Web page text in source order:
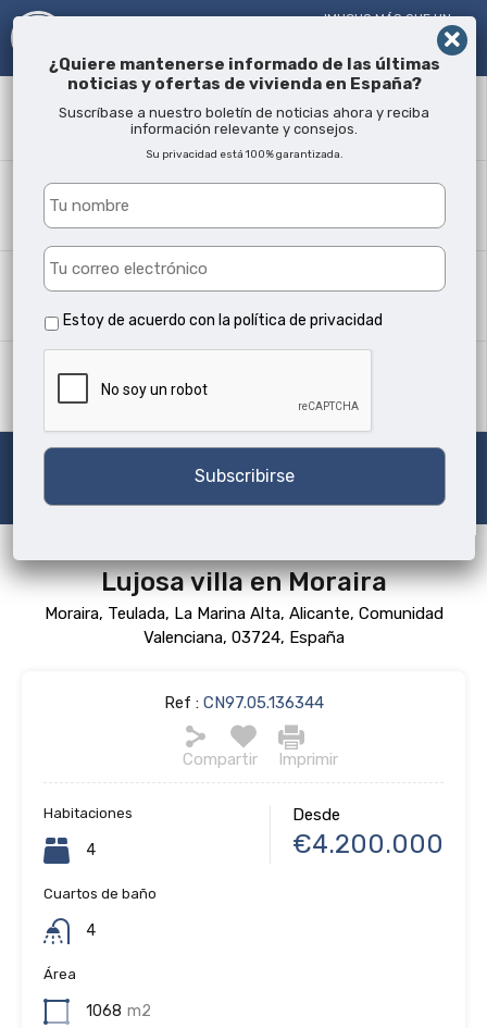
!MUCHO MÁS QUE UN
AGENTE INMOBILIARIO¡
¿Dónde?
Todas las ubicaciones
Tipo propiedad
Todos los tipos
Cualquiera
Buscar
Lujosa villa en Moraira
Moraira, Teulada, La Marina Alta, Alicante, Comunidad
Valenciana, 03724, España
Ref :CN97.05.136344
Compartir Imprimir
Desde
€4.200.000
Habitaciones
4
Cuartos de baño
4
Área
1068 m2
¿Quiere mantenerse informado de las últimas
noticias y ofertas de vivienda en España?
Suscríbase a nuestro boletín de noticias ahora y reciba
información relevante y consejos.
Su privacidad está 100% garantizada.
Estoy de acuerdo con lapolítica de privacidad